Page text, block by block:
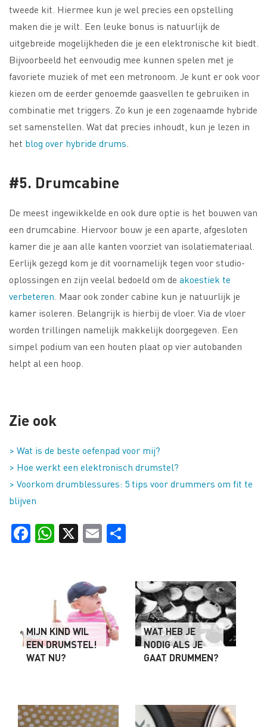
tweede kit. Hiermee kun je wel precies een opstelling
maken die je wilt. Een leuke bonus is natuurlijk de
uitgebreide mogelijkheden die je een elektronische kit biedt.
Bijvoorbeeld het eenvoudig mee kunnen spelen met je
favoriete muziek of met een metronoom. Je kunt er ook voor
kiezen om de eerder genoemde gaasvellen te gebruiken in
combinatie met triggers. Zo kun je een zogenaamde hybride
set samenstellen. Wat dat precies inhoudt, kun je lezen in
het blog over hybride drums.
#5. Drumcabine
De meest ingewikkelde en ook dure optie is het bouwen van
een drumcabine. Hiervoor bouw je een aparte, afgesloten
kamer die je aan alle kanten voorziet van isolatiemateriaal.
Eerlijk gezegd kom je dit voornamelijk tegen voor studio-
oplossingen en zijn veelal bedoeld om de akoestiek te
verbeteren. Maar ook zonder cabine kun je natuurlijk je
kamer isoleren. Belangrijk is hierbij de vloer. Via de vloer
worden trillingen namelijk makkelijk doorgegeven. Een
simpel podium van een houten plaat op vier autobanden
helpt al een hoop.
Zie ook
> Wat is de beste oefenpad voor mij?
> Hoe werkt een elektronisch drumstel?
> Voorkom drumblessures: 5 tips voor drummers om fit te
blijven
FacebookWhatsApp Email
MIJN KIND WIL
EEN DRUMSTEL!
WAT NU?
WAT HEB JE
NODIG ALS JE
GAAT DRUMMEN?